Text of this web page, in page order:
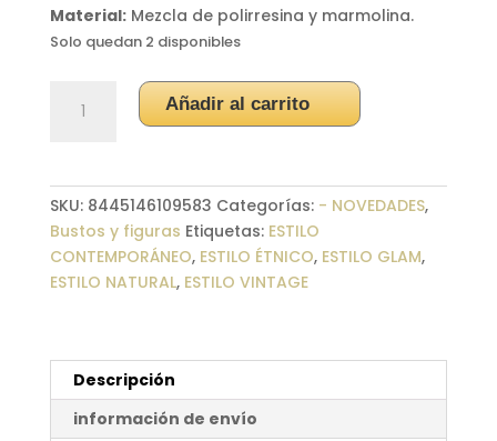
Material:Mezcla de polirresina y marmolina.
Solo quedan 2 disponibles
caballo
Añadir al carrito
SKU: 8445146109583 Categorías: - NOVEDADES,
Bustos y figuras Etiquetas: ESTILO
CONTEMPORÁNEO, ESTILO ÉTNICO, ESTILO GLAM,
ESTILO NATURAL, ESTILO VINTAGE
Descripción
información de envío